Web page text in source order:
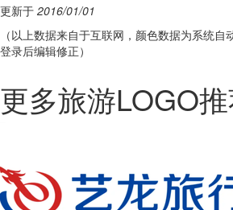
更新于 2016/01/01
（以上数据来自于互联网，颜色数据为系统
登录后编辑修正）
更多旅游LOGO